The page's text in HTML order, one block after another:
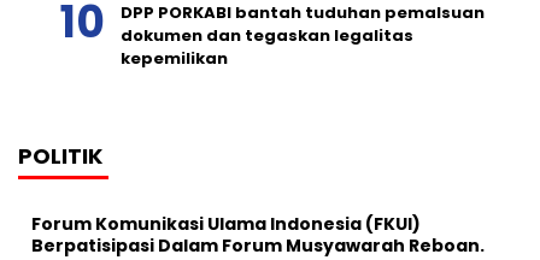
DPP PORKABI bantah tuduhan pemalsuan
dokumen dan tegaskan legalitas
kepemilikan
POLITIK
Forum Komunikasi Ulama Indonesia (FKUI)
Berpatisipasi Dalam Forum Musyawarah Reboan.